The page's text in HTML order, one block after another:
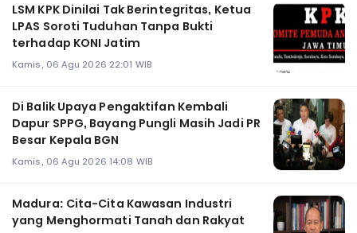
LSM KPK Dinilai Tak Berintegritas, Ketua
LPAS Soroti Tuduhan Tanpa Bukti
terhadap KONI Jatim
Kamis, 06 Agu 2026 22:01 WIB
Di Balik Upaya Pengaktifan Kembali
Dapur SPPG, Bayang Pungli Masih Jadi PR
Besar Kepala BGN
Kamis, 06 Agu 2026 14:08 WIB
Madura: Cita-Cita Kawasan Industri
yang Menghormati Tanah dan Rakyat